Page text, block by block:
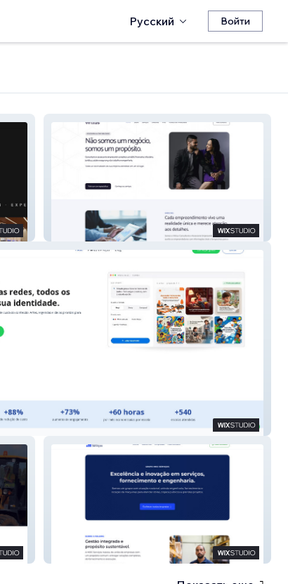
Русский Войти
Virttus
Moc Serviços